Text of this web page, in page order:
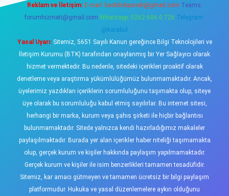
Reklam ve İletişim: E-mail: backlinkpaneli@gmail.com Teams:
forumhizmeti@gmail.com Whatsapp: 0262 606 0 726 Telegram:
@karabul
Yasal Uyarı:Sitemiz, 5651 Sayılı Kanun gereğince Bilgi Teknolojileri ve
İletişim Kurumu (BTK) tarafından onaylanmış bir Yer Sağlayıcı olarak
hizmet vermektedir. Bu nedenle, sitedeki içerikleri proaktif olarak
denetleme veya araştırma yükümlülüğümüz bulunmamaktadır. Ancak,
üyelerimiz yazdıkları içeriklerin sorumluluğunu taşımakta olup, siteye
üye olarak bu sorumluluğu kabul etmiş sayılırlar. Bu internet sitesi,
herhangi bir marka, kurum veya şahıs şirketi ile hiçbir bağlantısı
bulunmamaktadır. Sitede yalnızca kendi hazırladığımız makaleler
paylaşılmaktadır. Burada yer alan içerikler haber niteliği taşımamakta
olup, gerçek kurum ve kişiler hakkında paylaşım yapılmamaktadır.
Gerçek kurum ve kişiler ile isim benzerlikleri tamamen tesadüfidir.
Sitemiz, kar amacı gütmeyen ve tamamen ücretsiz bir bilgi paylaşım
platformudur. Hukuka ve yasal düzenlemelere aykırı olduğunu